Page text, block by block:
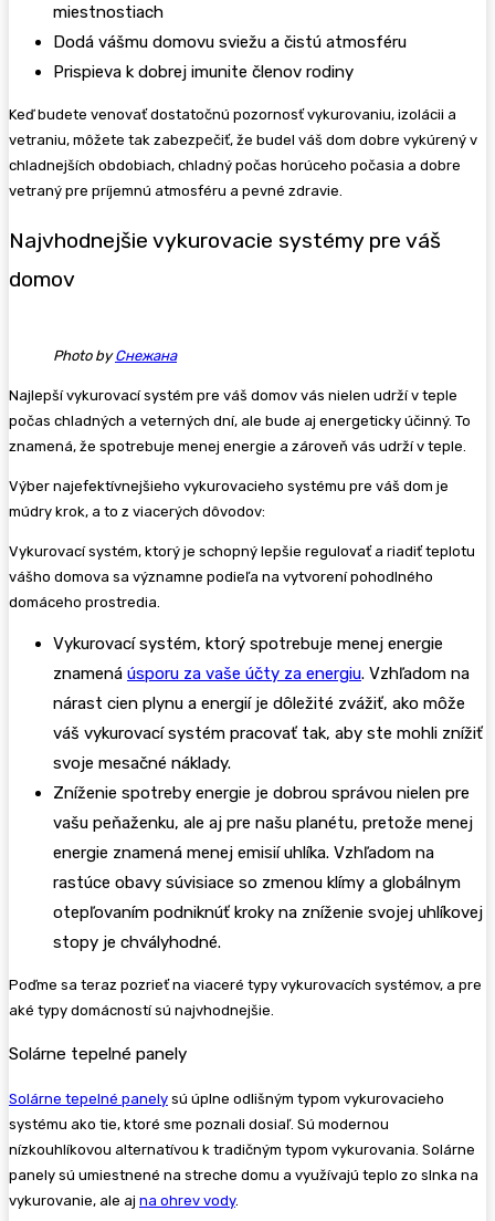
miestnostiach
Dodá vášmu domovu sviežu a čistú atmosféru
Prispieva k dobrej imunite členov rodiny
Keď budete venovať dostatočnú pozornosť vykurovaniu, izolácii a
vetraniu, môžete tak zabezpečiť, že budel váš dom dobre vykúrený v
chladnejších obdobiach, chladný počas horúceho počasia a dobre
vetraný pre príjemnú atmosféru a pevné zdravie.
Najvhodnejšie vykurovacie systémy pre váš
domov
Photo byСнежана
Najlepší vykurovací systém pre váš domov vás nielen udrží v teple
počas chladných a veterných dní, ale bude aj energeticky účinný. To
znamená, že spotrebuje menej energie a zároveň vás udrží v teple.
Výber najefektívnejšieho vykurovacieho systému pre váš dom je
múdry krok, a to z viacerých dôvodov:
Vykurovací systém, ktorý je schopný lepšie regulovať a riadiť teplotu
vášho domova sa významne podieľa na vytvorení pohodlného
domáceho prostredia.
Vykurovací systém, ktorý spotrebuje menej energie
znamená úsporu za vaše účty za energiu. Vzhľadom na
nárast cien plynu a energií je dôležité zvážiť, ako môže
váš vykurovací systém pracovať tak, aby ste mohli znížiť
svoje mesačné náklady.
Zníženie spotreby energie je dobrou správou nielen pre
vašu peňaženku, ale aj pre našu planétu, pretože menej
energie znamená menej emisií uhlíka. Vzhľadom na
rastúce obavy súvisiace so zmenou klímy a globálnym
otepľovaním podniknúť kroky na zníženie svojej uhlíkovej
stopy je chvályhodné.
Poďme sa teraz pozrieť na viaceré typy vykurovacích systémov, a pre
aké typy domácností sú najvhodnejšie.
Solárne tepelné panely
Solárne tepelné panely sú úplne odlišným typom vykurovacieho
systému ako tie, ktoré sme poznali dosiaľ. Sú modernou
nízkouhlíkovou alternatívou k tradičným typom vykurovania. Solárne
panely sú umiestnené na streche domu a využívajú teplo zo slnka na
vykurovanie, ale aj na ohrev vody.